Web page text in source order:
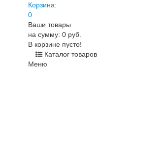
Корзина:
0
Ваши товары
на сумму: 0 руб.
В корзине пусто!
Каталог товаров
Меню